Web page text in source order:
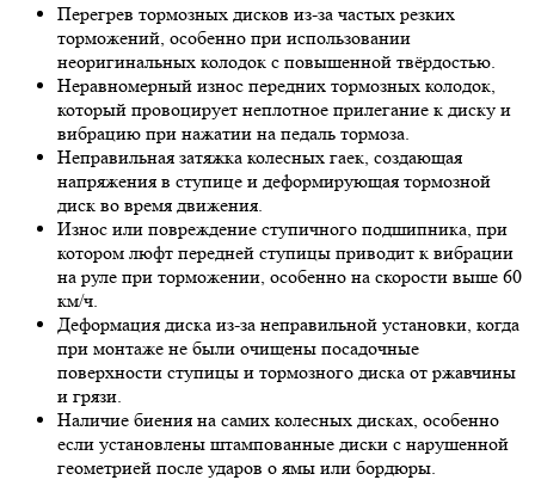
Перегрев тормозных дисков из-за частых резких
торможений, особенно при использовании
неоригинальных колодок с повышенной твёрдостью.
Неравномерный износ передних тормозных колодок,
который провоцирует неплотное прилегание к диску и
вибрацию при нажатии на педаль тормоза.
Неправильная затяжка колесных гаек, создающая
напряжения в ступице и деформирующая тормозной
диск во время движения.
Износ или повреждение ступичного подшипника, при
котором люфт передней ступицы приводит к вибрации
на руле при торможении, особенно на скорости выше 60
км/ч.
Деформация диска из-за неправильной установки, когда
при монтаже не были очищены посадочные
поверхности ступицы и тормозного диска от ржавчины
и грязи.
Наличие биения на самих колесных дисках, особенно
если установлены штампованные диски с нарушенной
геометрией после ударов о ямы или бордюры.